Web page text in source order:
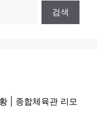
검색
| 종합체육관 리모